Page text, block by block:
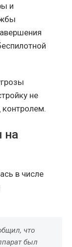
и
не
контролем.
на
в числе
что
был